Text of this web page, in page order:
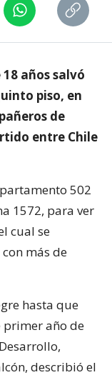
años salvó
piso, en
de
entre Chile
502
1572, para ver
cual se
más de
hasta que
primer año de
describió el